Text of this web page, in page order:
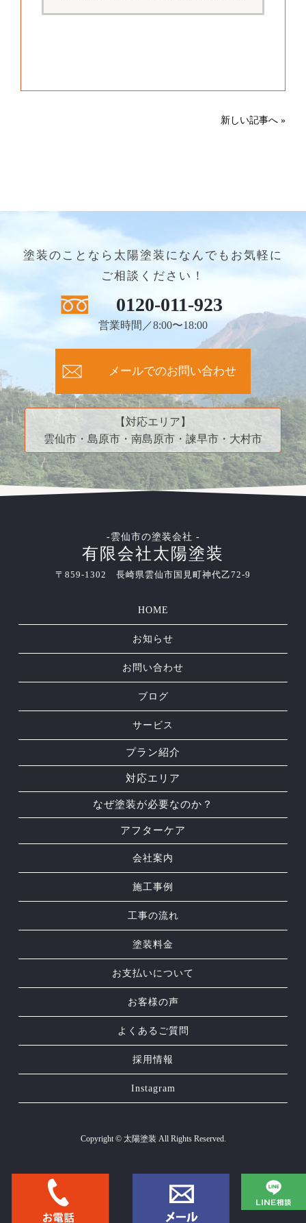
新しい記事へ »
塗装のことなら太陽塗装になんでもお気軽に
ご相談ください！
0120-011-923
営業時間／8:00〜18:00
メールでのお問い合わせ
【対応エリア】
雲仙市・島原市・南島原市・諫早市・大村市
-雲仙市の塗装会社 -
有限会社太陽塗装
〒859-1302 長崎県雲仙市国見町神代乙72-9
HOME
お知らせ
お問い合わせ
ブログ
サービス
プラン紹介
対応エリア
なぜ塗装が必要なのか？
アフターケア
会社案内
施工事例
工事の流れ
塗装料金
お支払いについて
お客様の声
よくあるご質問
採用情報
Instagram
Copyright © 太陽塗装 All Rights Reserved.